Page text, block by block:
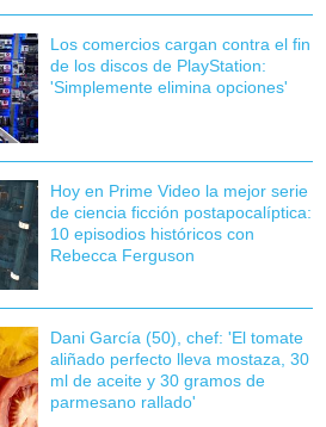
Los comercios cargan contra el fin
de los discos de PlayStation:
'Simplemente elimina opciones'
Hoy en Prime Video la mejor serie
de ciencia ficción postapocalíptica:
10 episodios históricos con
Rebecca Ferguson
Dani García (50), chef: 'El tomate
aliñado perfecto lleva mostaza, 30
ml de aceite y 30 gramos de
parmesano rallado'